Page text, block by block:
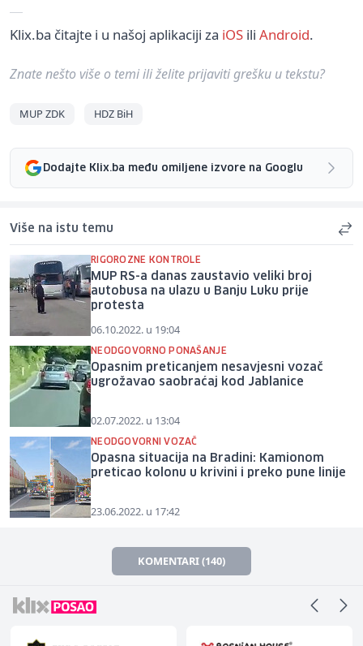
Klix.ba čitajte i u našoj aplikaciji za iOS ili Android.
Znate nešto više o temi ili želite prijaviti grešku u tekstu?
MUP ZDK HDZ BiH
Dodajte Klix.ba među omiljene izvore na Googlu
Više na istu temu
RIGOROZNE KONTROLE
MUP RS-a danas zaustavio veliki broj
autobusa na ulazu u Banju Luku prije
protesta
06.10.2022. u 19:04
NEODGOVORNO PONAŠANJE
Opasnim preticanjem nesavjesni vozač
ugrožavao saobraćaj kod Jablanice
02.07.2022. u 13:04
NEODGOVORNI VOZAČ
Opasna situacija na Bradini: Kamionom
preticao kolonu u krivini i preko pune linije
23.06.2022. u 17:42
KOMENTARI (140)